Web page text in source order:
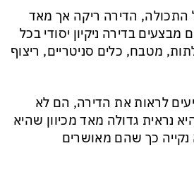
הדירה ריקה אך מאד
מבצעים בדירה ניקיון יסודי בכל
מטבח, כלים סניטריים, ריצוף
לראות את הדירה, הם לא
נראית גדולה מאד מכיוון שהיא
נקייה כך שהם מאושרים